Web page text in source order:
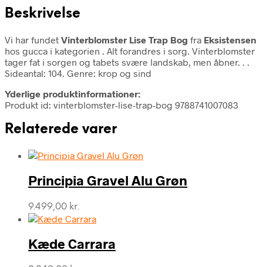
Beskrivelse
Vi har fundet Vinterblomster Lise Trap Bog fra Eksistensen
hos gucca i kategorien . Alt forandres i sorg. Vinterblomster
tager fat i sorgen og tabets svære landskab, men åbner. . .
Sideantal: 104. Genre: krop og sind
Yderlige produktinformationer:
Produkt id: vinterblomster-lise-trap-bog 9788741007083
Relaterede varer
Principia Gravel Alu Grøn
9.499,00 kr.
Kæde Carrara